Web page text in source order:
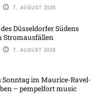
7. AUGUST 2026
Düsseldorfer Südens
Stromausfällen
7. AUGUST 2026
Sonntag im Maurice-Ravel-
– pempelfort music